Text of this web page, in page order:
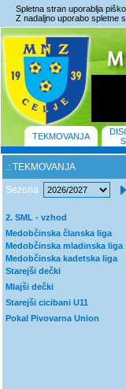
Spletna stran uporablja
Z nadaljno uporabo spletne
TEKMOVANJA
.: TEKMOVANJA
Sezona
2. SML - vzhod
Medobčinska članska liga
Medobčinska mladinska liga
Medobčinska kadetska liga
Starejši dečki
Mlajši dečki
Starejši cicibani U11
Pokal Pivovarna Union